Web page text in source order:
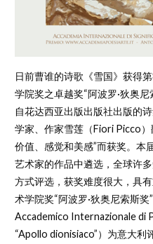
日前曹谁的诗歌《雪国》获得
学院奖之卓越奖“阿波罗·狄奥
自花达西亚出版出版社出版的
学家、作家雪莲（Fiori Picco
价值、感觉和美感”而获奖。本
艺术家的作品中遴选，全球许
方式评选，获奖难度很大，具
术学院奖“阿波罗·狄奥尼索斯
Accademico Internazionale di
“Apollo dionisiaco”）为意大利